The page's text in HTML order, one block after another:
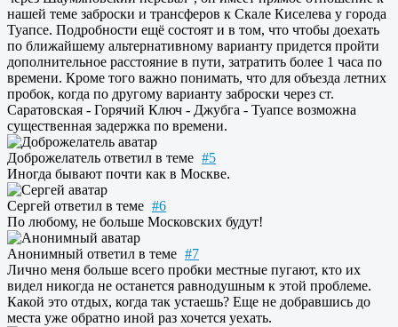
нашей теме заброски и трансферов к Скале Киселева у города
Туапсе. Подробности ещё состоят и в том, что чтобы доехать
по ближайшему альтернативному варианту придется пройти
дополнительное расстояние в пути, затратить более 1 часа по
времени. Кроме того важно понимать, что для объезда летних
пробок, когда по другому варианту заброски через ст.
Саратовская - Горячий Ключ - Джубга - Туапсе возможна
существенная задержка по времени.
Доброжелатель ответил в теме #5
Иногда бывают почти как в Москве.
Сергей ответил в теме #6
По любому, не больше Московских будут!
Анонимный ответил в теме #7
Лично меня больше всего пробки местные пугают, кто их
видел никогда не останется равнодушным к этой проблеме.
Какой это отдых, когда так устаешь? Еще не добравшись до
места уже обратно иной раз хочется уехать.